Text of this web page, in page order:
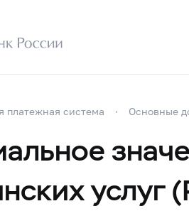
платежная система Основные
услуг